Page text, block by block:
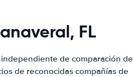
FL
de comparación de
de reconocidas compañías de